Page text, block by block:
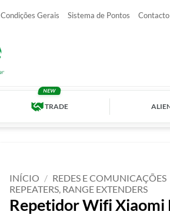
Condições Gerais Sistema de Pontos Contacto
TRADE
INÍCIO / REDES E COMUNICAÇÕES
REPEATERS, RANGE EXTENDERS
Repetidor Wifi Xiaomi